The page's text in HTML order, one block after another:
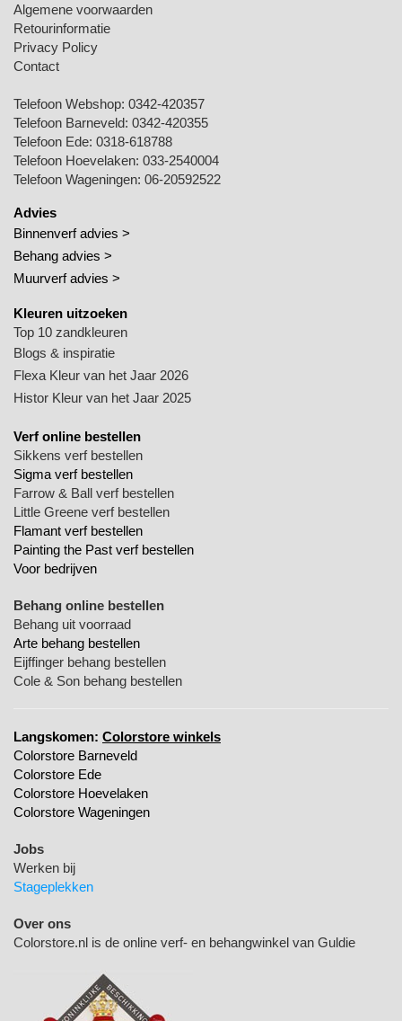
Algemene voorwaarden
Retourinformatie
Privacy Policy
Contact
Telefoon Webshop: 0342-420357
Telefoon Barneveld: 0342-420355
Telefoon Ede: 0318-618788
Telefoon Hoevelaken: 033-2540004
Telefoon Wageningen: 06-20592522
Advies
Binnenverf advies >
Behang advies >
Muurverf advies >
Kleuren uitzoeken
Top 10 zandkleuren
Blogs & inspiratie
Flexa Kleur van het Jaar 2026
Histor Kleur van het Jaar 2025
Verf online bestellen
Sikkens verf bestellen
Sigma verf bestellen
Farrow & Ball verf bestellen
Little Greene verf bestellen
Flamant verf bestellen
Painting the Past verf bestellen
Voor bedrijven
Behang online bestellen
Behang uit voorraad
Arte behang bestellen
Eijffinger behang bestellen
Cole & Son behang bestellen
Langskomen: Colorstore winkels
Colorstore Barneveld
Colorstore Ede
Colorstore Hoevelaken
Colorstore Wageningen
Jobs
Werken bij
Stageplekken
Over ons
Colorstore.nl is de online verf- en behangwinkel van Guldie